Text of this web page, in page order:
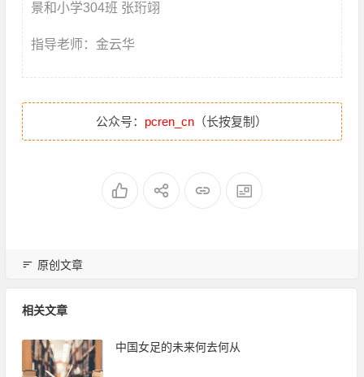
景和小学304班 张珩翊
指导老师：金云华
公众号： pcren_cn （长按复制）
原创文章
相关文章
中国女足的未来何去何从